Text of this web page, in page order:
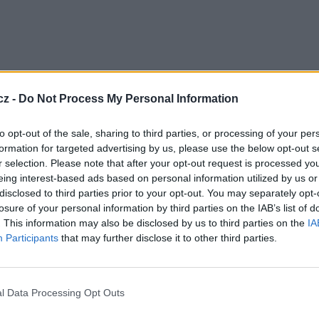
- Do Not Process My Personal Information
opt-out of the sale, sharing to third parties, or processing of your
for targeted advertising by us, please use the below opt-out
selection. Please note that after your opt-out request is processed
interest-based ads based on personal information utilized by us
to third parties prior to your opt-out. You may separately
of your personal information by third parties on the IAB’s list of
This information may also be disclosed by us to third parties on the
Participants that may further disclose it to other third parties.
Data Processing Opt Outs
síti 4 (RS4 ) u společnosti Prague Digital TV
distribuce skončila, stejně jako předtím na
podle zákona nebo podle zvláštního
digitálního vysílání TV Regina. Regulátor
pokutu ve výši 50 tisíc Kč. Pokuta je splatná ve
RRTV. Účastník řízení musí uhradit i
nákladů je splatná do pěti pracovních dnů
dokazování ve věci správního řízení, které bylo